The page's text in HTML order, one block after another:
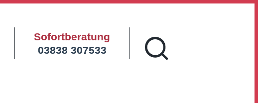
Sofortberatung
03838 307533